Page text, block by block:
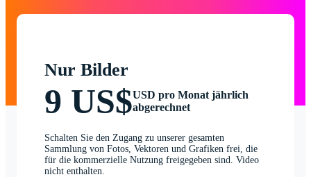
Nur Bilder
9 US$USD pro Monat jährlich
abgerechnet
Schalten Sie den Zugang zu unserer gesamten
Sammlung von Fotos, Vektoren und Grafiken frei, die
für die kommerzielle Nutzung freigegeben sind. Video
nicht enthalten.